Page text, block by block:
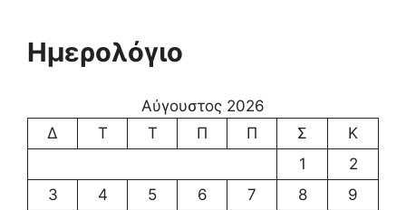
Ημερολόγιο
Αύγουστος 2026
Δ
Τ Τ Π Π Σ
Κ
1
2
3
4 5 6 7 8
9